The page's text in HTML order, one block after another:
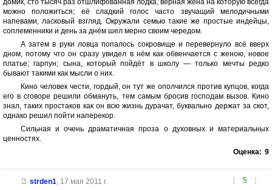
домик, сто тысяч раз отшлифованная лодка, верная жена на которую всегда
можно положиться; её сладкий голос часто звучащий мелодичными
напевами, ласковый взгляд. Окружали семью такие же простые индейцы,
соплеменники и день за днём шел мерно своим чередом.
А затем в руки ловца попалось сокровище и перевернуло всё вверх
дном, потому что он сразу увидел в нём как обвенчается с женою, новое
платье; гарпун; сына, который пойдёт в школу — только мечты редко
бывают такими как мысли о них.
Кино человек чести, гордый, он тут же ополчился против купцов, когда
его в сговоре решили обмануть, тем самым бросив господам вызов. Кино
знал, таких простаков как он всю жизнь дурачат, буквально держат за скот,
однако решил пойти наперекор.
Сильная и очень драматичная проза о духовных и материальных
ценностях.
Оценка: 9
[ 5 ]
strden1, 17 мая 2011 г.